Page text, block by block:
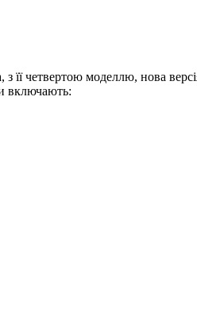
її четвертою моделлю, нова
включають: